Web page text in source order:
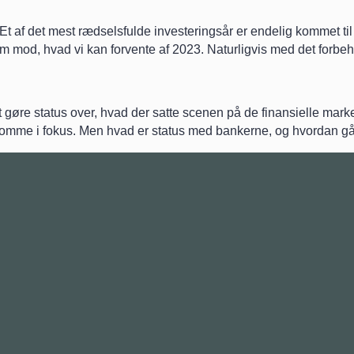
det mest rædselsfulde investeringsår er endelig kommet
mod, hvad vi kan forvente af 2023. Naturligvis med det
status over, hvad der satte scenen på de finansielle
i fokus. Men hvad er status med bankerne, og hvordan